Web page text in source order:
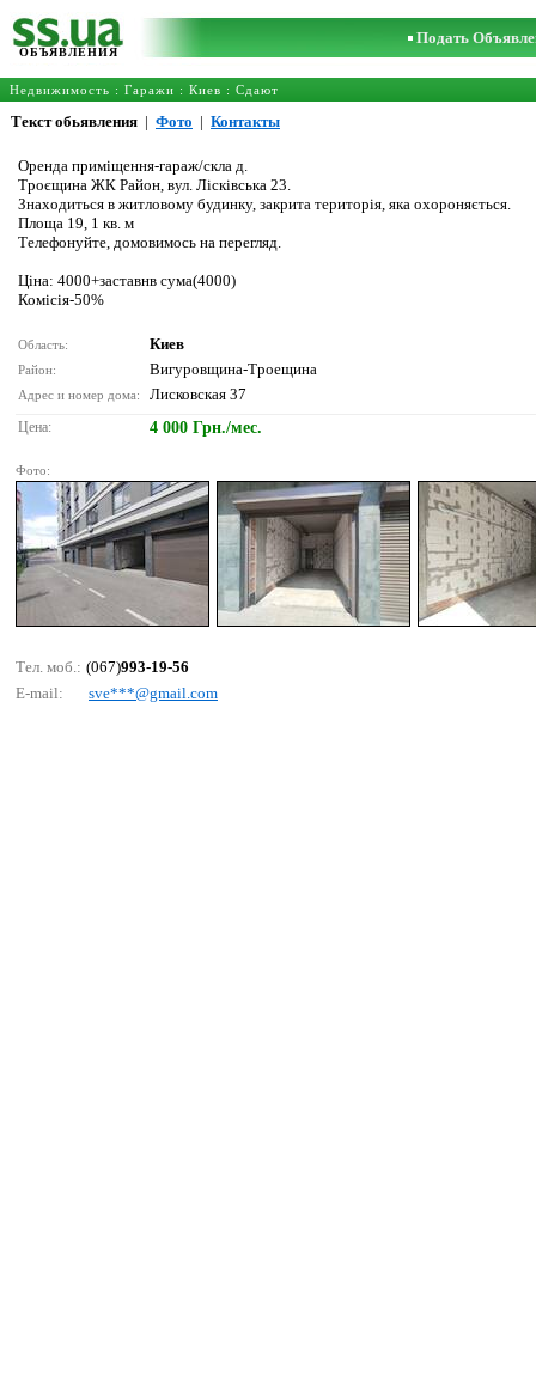
ОБЪЯВЛЕНИЯ
Подать
Недвижимость : Гаражи : Киев : Сдают
Текст обьявления | Фото | Контакты
Оренда приміщення-гараж/скла д.
Троєщина ЖК Район, вул. Лісківська 23.
Знаходиться в житловому будинку, закрита територія, яка охороняється.
Площа 19, 1 кв. м
Телефонуйте, домовимось на перегляд.
Ціна: 4000+заставнв сума(4000)
Комісія-50%
Область: Киев
Район: Вигуровщина-Троещина
Адрес и номер дома: Лисковская 37
Цена: 4 000 Грн./мес.
Фото:
Тел. моб.: (067)993-19-56
E-mail:
svе***@gmаil.соm